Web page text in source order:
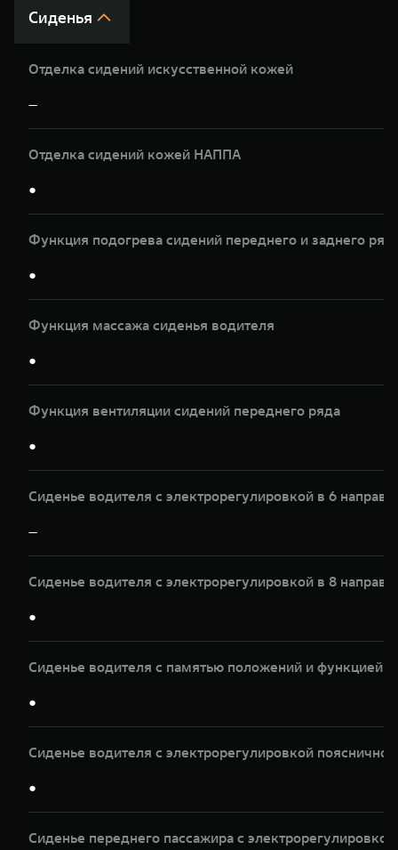
Сиденья
Отделка сидений искусственной кожей
—
Отделка сидений кожей НАППА
●
Функция подогрева сидений переднего и заднего
●
Функция массажа сиденья водителя
●
Функция вентиляции сидений переднего ряда
●
Сиденье водителя с электрорегулировкой в 6
—
Сиденье водителя с электрорегулировкой в 8
●
Сиденье водителя с памятью положений и функцией
●
Сиденье водителя с электрорегулировкой
●
Сиденье переднего пассажира с